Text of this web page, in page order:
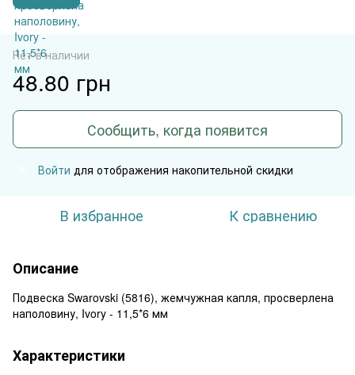
Нет в наличии
48.80 грн
Сообщить, когда появится
Войти для отображения накопительной скидки
В избранное К сравнению
Описание
Подвеска Swarovski (5816), жемчужная капля, просверлена
наполовину, Ivory - 11,5*6 мм
Характеристики